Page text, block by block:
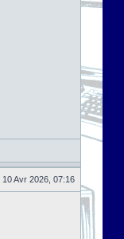
10 Avr 2026, 07:16